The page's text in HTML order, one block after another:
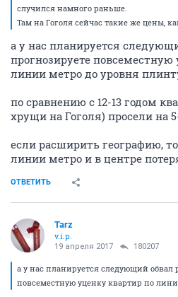
случился намного раньше.
Там на Гоголя сейчас такие же цены,
а у нас планируется
прогнозируете повсеместную
линии метро до уровня
по сравнению с 12-13 годом
хрущи на Гоголя) просели на
если расширить географию,
линии метро и в центре
ОТВЕТИТЬ
Tarz
v.i.p.
19 апреля 2017 180207
а у нас планируется следующий обвал
повсеместную уценку квартир по